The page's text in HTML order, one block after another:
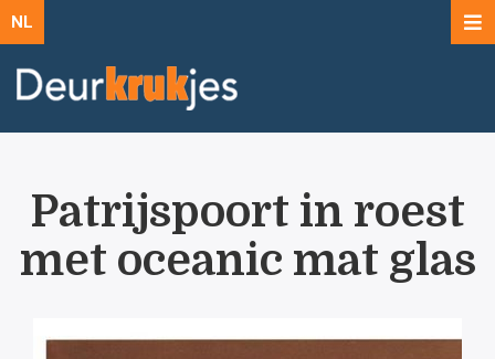
NL
Patrijspoort in roest
met oceanic mat glas